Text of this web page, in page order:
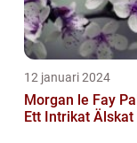
12 januari 2024
Morgan le Fay
Ett Intrikat Älskat